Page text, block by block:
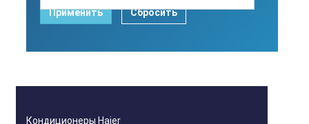
Применить Сбросить
Кондиционеры Haier